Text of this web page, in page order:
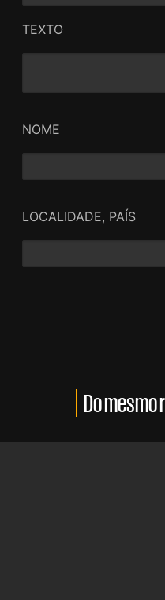
TEXTO
NOME
LOCALIDADE, PAÍS
Do mesmo